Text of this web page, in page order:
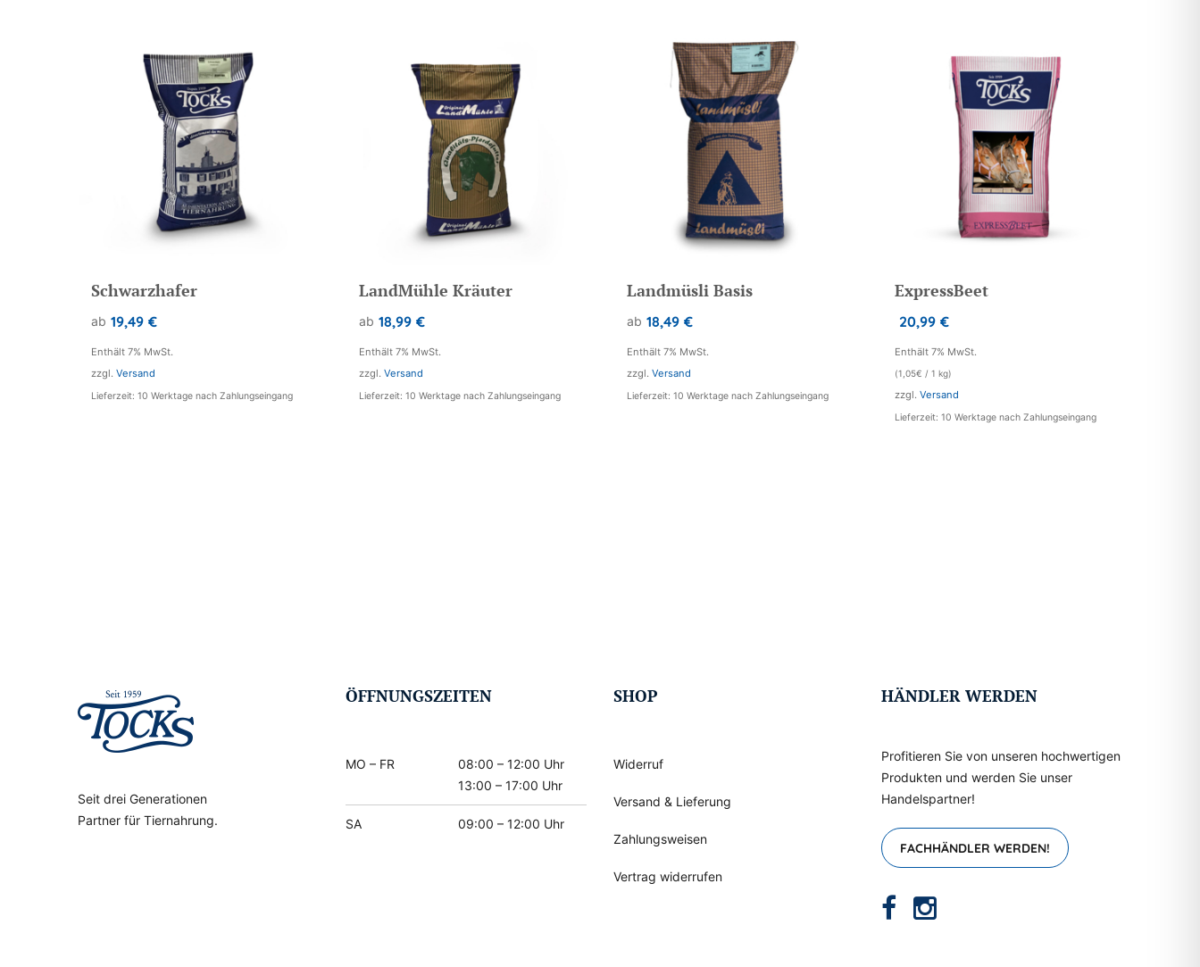
Schwarzhafer
ab 19,49 €
Enthält 7% MwSt.
zzgl. Versand
Lieferzeit: 10 Werktage nach Zahlungseingang
LandMühle Kräuter
ab 18,99 €
Enthält 7% MwSt.
zzgl. Versand
Lieferzeit: 10 Werktage nach Zahlungseingang
Landmüsli Basis
ab 18,49 €
Enthält 7% MwSt.
zzgl. Versand
Lieferzeit: 10 Werktage nach Zahlungseingang
ExpressBeet
20,99 €
Enthält 7% MwSt.
(1,05€ / 1 kg)
zzgl. Versand
Lieferzeit: 10 Werktage nach Zahlungseingang
Seit drei Generationen
Partner für Tiernahrung.
ÖFFNUNGSZEITEN
MO – FR
08:00 – 12:00 Uhr
13:00 – 17:00 Uhr
SA 09:00 – 12:00 Uhr
SHOP
Widerruf
Versand & Lieferung
Zahlungsweisen
Vertrag widerrufen
HÄNDLER WERDEN
Profitieren Sie von unseren hochwertigen
Produkten und werden Sie unser
Handelspartner!
FACHHÄNDLER WERDEN!